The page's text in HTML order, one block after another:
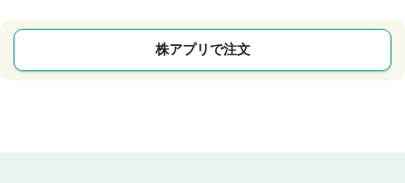
株アプリで注文